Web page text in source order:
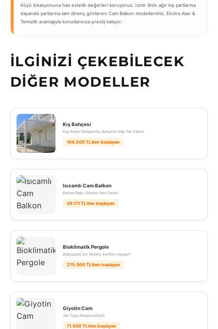
Köyü lokasyonuna has estetik değerleri koruyoruz. İzmir ilinin ağır kış şartlarına
dayanıklı şartlarına tam direnç gösteren Cam Balkon modellerimiz, Ekstra Alan &
Temizlik avantajıyla konutlarınıza prestij katıyor.
İLGINIZI ÇEKEBILECEK
DIĞER MODELLER
Kış Bahçesi
Kışı Keyfe Dönüştürün, Bahçeniz Hep Yaz Kalsın!
104.500 TL’den başlayan
Isıcamlı Cam Balkon
Balkon Değil, Evinizin Yeni Odası!
39.171 TL’den başlayan
Bioklimatik Pergole
Gökyüzünü Siz Yönetin, Konforu Yaşayın!
275.000 TL’den başlayan
Giyotin Cam
Tek Tuşla Manzara Keyfi!
71.500 TL’den başlayan